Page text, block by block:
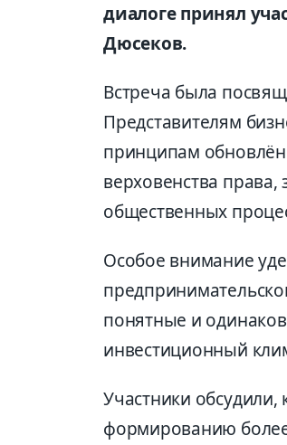
диалоге принял
Дюсеков.
Встреча была
Представителям
принципам
верховенства
общественных
Особое внимание
понятные и
инвестиционный
Участники обсудили,
формированию